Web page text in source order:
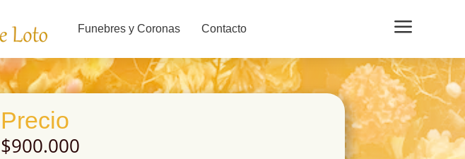
Funebres y Coronas Contacto a
Precio
$900.000